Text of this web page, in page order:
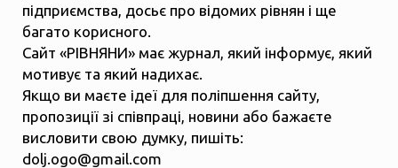
підприємства, досьє про відомих рівнян і ще
багато корисного.
Сайт «РІВНЯНИ» має журнал, який інформує, який
мотивує та який надихає.
Якщо ви маєте ідеї для поліпшення сайту,
пропозиції зі співпраці, новини або бажаєте
висловити свою думку, пишіть:
dolj.ogo@gmail.com